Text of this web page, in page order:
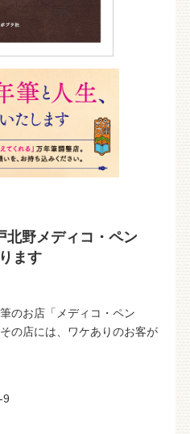
北野メディコ・ペン
ます
のお店「メディコ・ペン
の店には、ワケありのお客が
9